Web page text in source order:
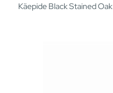
Käepide Black Stained Oak